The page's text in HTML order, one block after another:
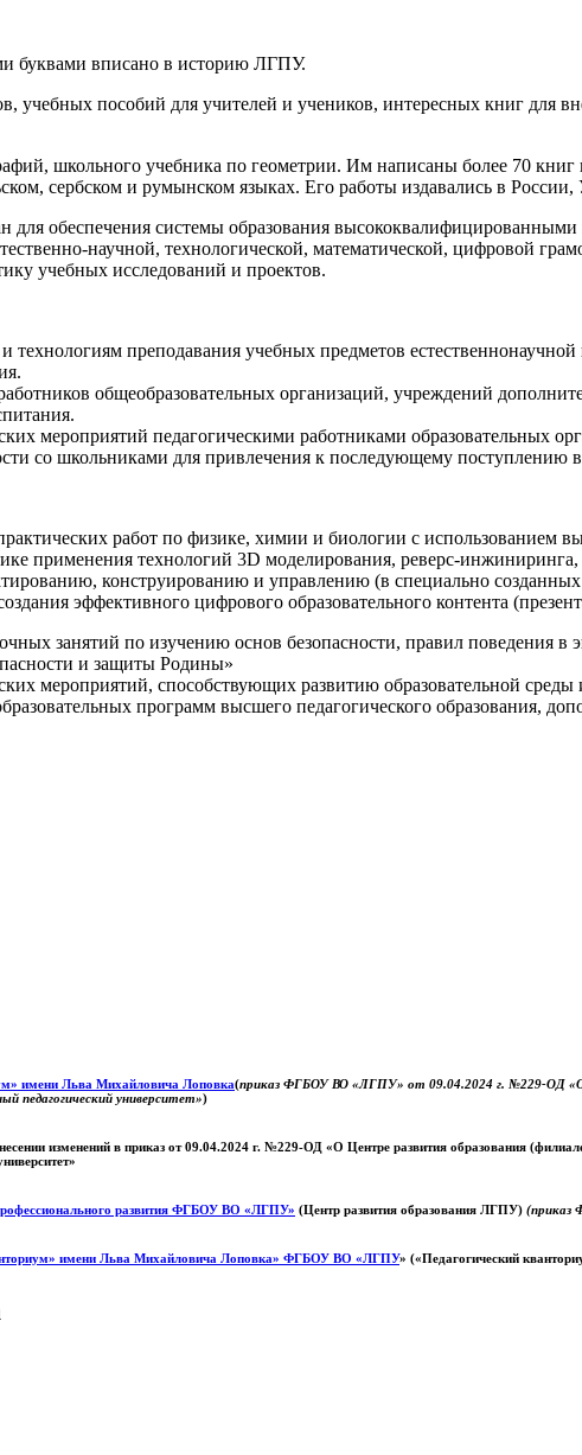
буквами вписано в историю ЛГПУ.
учебных пособий для учителей и учеников, интересных книг для
школьного учебника по геометрии. Им написаны более 70 книг
сербском и румынском языках. Его работы издавались в
для обеспечения системы образования
научной, технологической, математической, цифровой
учебных исследований и проектов.
технологиям преподавания учебных предметов
общеобразовательных организаций, учреждений
мероприятий педагогическими работниками образовательных
со школьниками для привлечения к последующему поступлению в
работ по физике, химии и биологии с использованием
применения технологий 3D моделирования, реверс-
конструированию и управлению (в специально
эффективного цифрового образовательного контента
занятий по изучению основ безопасности, правил поведения
и защиты Родины»
мероприятий, способствующих развитию образовательной
программ высшего педагогического образования,
имени Льва Михайловича Лоповка(приказ ФГБОУ ВО «ЛГПУ» от 09.04.2024 г. №229-ОД «О
педагогический университет»)
изменений в приказ от 09.04.2024 г. №229-ОД «О Центре развития образования
развития ФГБОУ ВО «ЛГПУ» (Центр развития образования ЛГПУ) (приказ
имени Льва Михайловича Лоповка» ФГБОУ ВО «ЛГПУ» («Педагогический